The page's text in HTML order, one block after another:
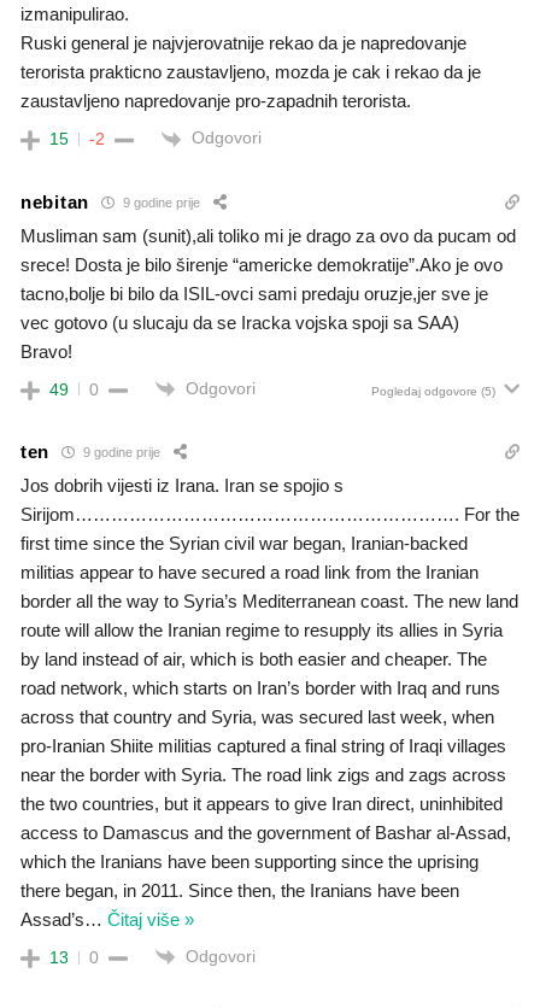
izmanipulirao.
Ruski general je najvjerovatnije rekao da je napredovanje
terorista prakticno zaustavljeno, mozda je cak i rekao da je
zaustavljeno napredovanje pro-zapadnih terorista.
15 -2 Odgovori
nebitan 9 godine prije
Musliman sam (sunit),ali toliko mi je drago za ovo da pucam od
srece! Dosta je bilo širenje “americke demokratije”.Ako je ovo
tacno,bolje bi bilo da ISIL-ovci sami predaju oruzje,jer sve je
vec gotovo (u slucaju da se Iracka vojska spoji sa SAA)
Bravo!
49 0 Odgovori Pogledaj odgovore (5)
ten 9 godine prije
Jos dobrih vijesti iz Irana. Iran se spojio s
Sirijom………………………………………………………. For the
first time since the Syrian civil war began, Iranian-backed
militias appear to have secured a road link from the Iranian
border all the way to Syria’s Mediterranean coast. The new land
route will allow the Iranian regime to resupply its allies in Syria
by land instead of air, which is both easier and cheaper. The
road network, which starts on Iran’s border with Iraq and runs
across that country and Syria, was secured last week, when
pro-Iranian Shiite militias captured a final string of Iraqi villages
near the border with Syria. The road link zigs and zags across
the two countries, but it appears to give Iran direct, uninhibited
access to Damascus and the government of Bashar al-Assad,
which the Iranians have been supporting since the uprising
there began, in 2011. Since then, the Iranians have been
Assad’s… Čitaj više »
13 0 Odgovori